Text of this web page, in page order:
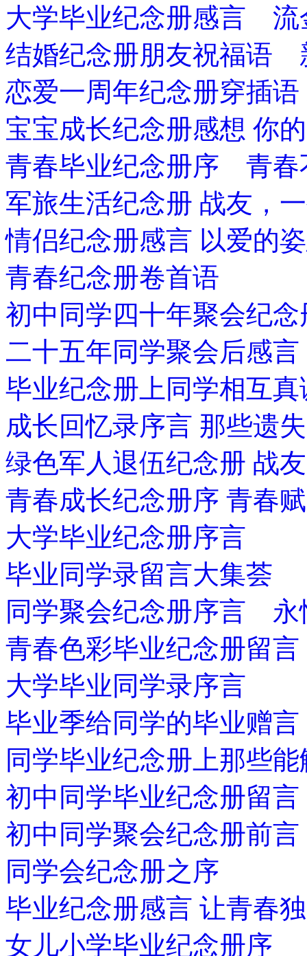
大学毕业纪念册感言 流
结婚纪念册朋友祝福语
恋爱一周年纪念册穿插
宝宝成长纪念册感想 你
青春毕业纪念册序 青春
军旅生活纪念册 战友，
情侣纪念册感言 以爱的
青春纪念册卷首语
初中同学四十年聚会纪
二十五年同学聚会后感言
毕业纪念册上同学相互真
成长回忆录序言 那些遗
绿色军人退伍纪念册 战
青春成长纪念册序 青春赋
大学毕业纪念册序言
毕业同学录留言大集荟
同学聚会纪念册序言 永
青春色彩毕业纪念册留言
大学毕业同学录序言
毕业季给同学的毕业赠言
同学毕业纪念册上那些
初中同学毕业纪念册留言
初中同学聚会纪念册前言
同学会纪念册之序
毕业纪念册感言 让青春
女儿小学毕业纪念册序